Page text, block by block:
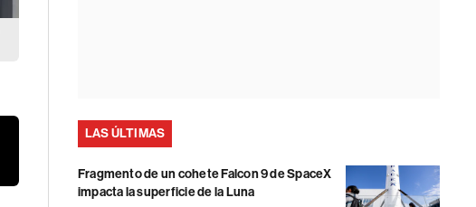
LAS ÚLTIMAS
Fragmento de un cohete Falcon 9 de SpaceX
impacta la superficie de la Luna